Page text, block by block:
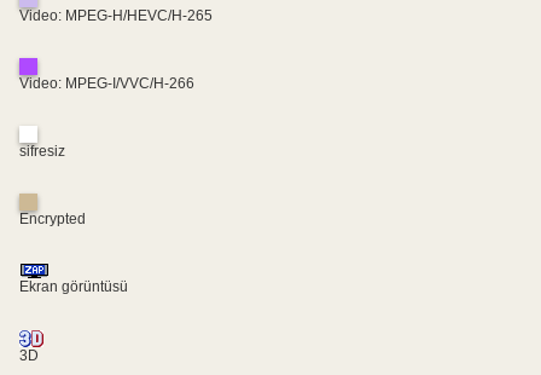
Video: MPEG-H/HEVC/H-265
Video: MPEG-I/VVC/H-266
sifresiz
Encrypted
Ekran görüntüsü
3D